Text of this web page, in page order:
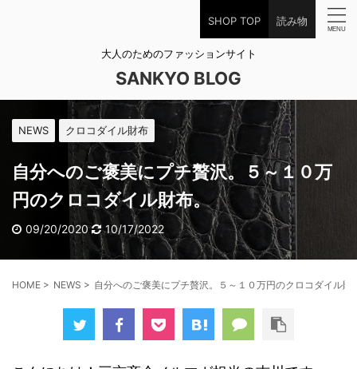
SHOP TOP 読み物
大人のためのファッションサイト
SANKYO BLOG
NEWS クロコダイル財布
自分へのご褒美にプチ贅沢。５～１０万
円のクロコダイル財布。
09/20/2020 10/17/2022
HOME > NEWS > 自分へのご褒美にプチ贅沢。５～１０万円のクロコダイル財